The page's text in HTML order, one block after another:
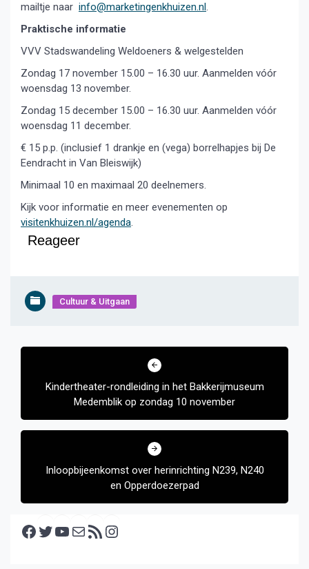
mailtje naar info@marketingenkhuizen.nl.
Praktische informatie
VVV Stadswandeling Weldoeners & welgestelden
Zondag 17 november 15.00 – 16.30 uur. Aanmelden vóór
woensdag 13 november.
Zondag 15 december 15.00 – 16.30 uur. Aanmelden vóór
woensdag 11 december.
€ 15 p.p. (inclusief 1 drankje en (vega) borrelhapjes bij De
Eendracht in Van Bleiswijk)
Minimaal 10 en maximaal 20 deelnemers.
Kijk voor informatie en meer evenementen op
visitenkhuizen.nl/agenda.
Reageer
Cultuur & Uitgaan
Bericht
Kindertheater-rondleiding in het Bakkerijmuseum
Medemblik op zondag 10 november
Inloopbijeenkomst over herinrichting N239, N240
en Opperdoezerpad
Facebook Twitter YouTube E-mail RSS feed